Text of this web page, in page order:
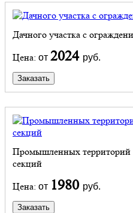
Дачного участка с
Цена: от 2024 руб.
Заказать
Промышленных территорий
секций
Цена: от 1980 руб.
Заказать